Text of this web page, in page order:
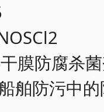
膜防腐杀
舶防污中